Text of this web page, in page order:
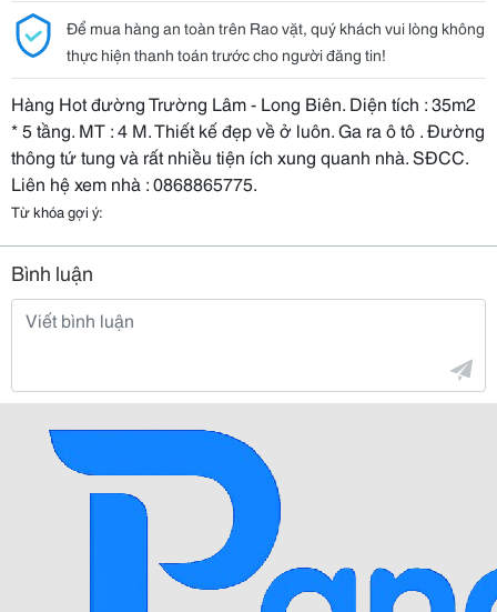
Để mua hàng an toàn trên Rao vặt, quý khách vui lòng không
thực hiện thanh toán trước cho người đăng tin!
Hàng Hot đường Trường Lâm - Long Biên. Diện tích : 35m2
* 5 tầng. MT : 4 M. Thiết kế đẹp về ở luôn. Ga ra ô tô . Đường
thông tứ tung và rất nhiều tiện ích xung quanh nhà. SĐCC.
Liên hệ xem nhà : 0868865775.
Từ khóa gợi ý:
Bình luận